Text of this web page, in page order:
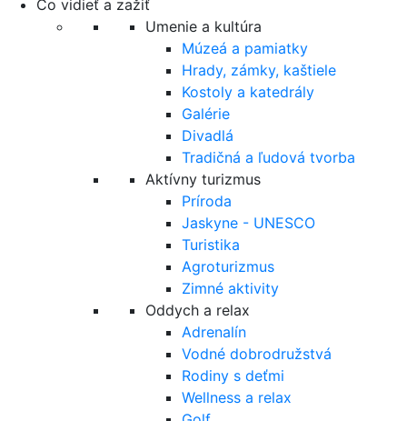
Čo vidieť a zažiť
Umenie a kultúra
Múzeá a pamiatky
Hrady, zámky, kaštiele
Kostoly a katedrály
Galérie
Divadlá
Tradičná a ľudová tvorba
Aktívny turizmus
Príroda
Jaskyne - UNESCO
Turistika
Agroturizmus
Zimné aktivity
Oddych a relax
Adrenalín
Vodné dobrodružstvá
Rodiny s deťmi
Wellness a relax